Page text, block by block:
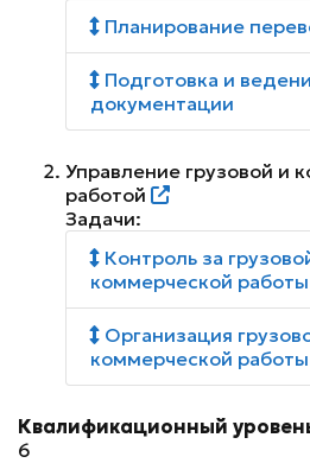
Планирование
Подготовка и
документации
Управление грузовой и
работой
Задачи:
Контроль за
коммерческой работы
Организация
коммерческой работы
Квалификационный
6